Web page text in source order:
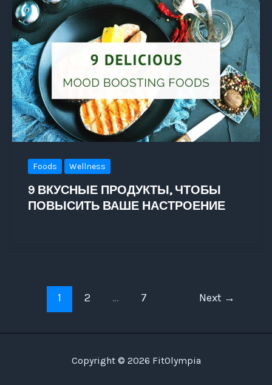
Foods Wellness
9 ВКУСНЫЕ ПРОДУКТЫ, ЧТОБЫ
ПОВЫСИТЬ ВАШЕ НАСТРОЕНИЕ
1 2 … 7 Next →
Copyright © 2026 FitOlympia